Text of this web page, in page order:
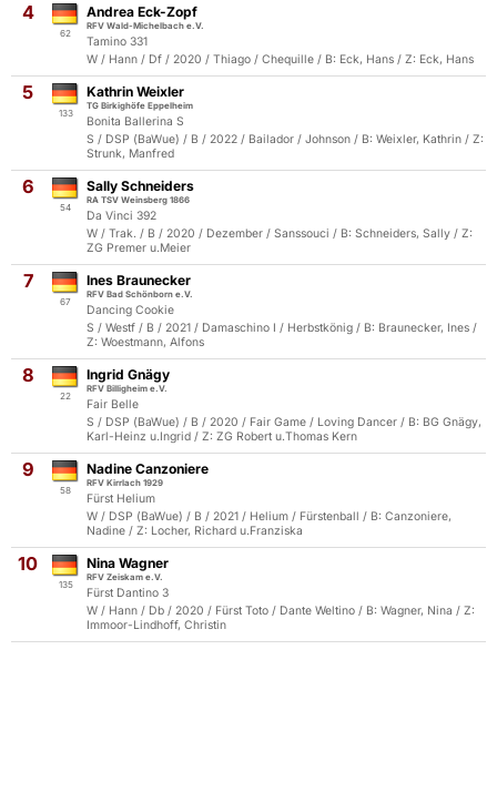
4
62
Andrea Eck-Zopf
RFV Wald-Michelbach e.V.
Tamino 331
W / Hann / Df / 2020 / Thiago / Chequille / B: Eck, Hans / Z: Eck, Hans
5
133
Kathrin Weixler
TG Birkighöfe Eppelheim
Bonita Ballerina S
S / DSP (BaWue) / B / 2022 / Bailador / Johnson / B: Weixler, Kathrin / Z:
Strunk, Manfred
6
54
Sally Schneiders
RA TSV Weinsberg 1866
Da Vinci 392
W / Trak. / B / 2020 / Dezember / Sanssouci / B: Schneiders, Sally / Z:
ZG Premer u.Meier
7
67
Ines Braunecker
RFV Bad Schönborn e.V.
Dancing Cookie
S / Westf / B / 2021 / Damaschino I / Herbstkönig / B: Braunecker, Ines /
Z: Woestmann, Alfons
8
22
Ingrid Gnägy
RFV Billigheim e.V.
Fair Belle
S / DSP (BaWue) / B / 2020 / Fair Game / Loving Dancer / B: BG Gnägy,
Karl-Heinz u.Ingrid / Z: ZG Robert u.Thomas Kern
9
58
Nadine Canzoniere
RFV Kirrlach 1929
Fürst Helium
W / DSP (BaWue) / B / 2021 / Helium / Fürstenball / B: Canzoniere,
Nadine / Z: Locher, Richard u.Franziska
10
135
Nina Wagner
RFV Zeiskam e.V.
Fürst Dantino 3
W / Hann / Db / 2020 / Fürst Toto / Dante Weltino / B: Wagner, Nina / Z:
Immoor-Lindhoff, Christin